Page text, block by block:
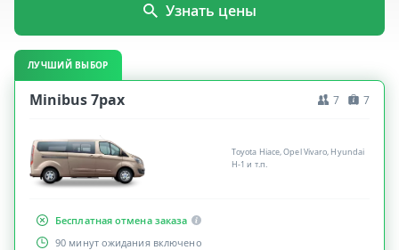
Узнать цены
ЛУЧШИЙ ВЫБОР
Minibus 7pax 7 7
Toyota Hiace, Opel Vivaro, Hyundai
H-1 и т.п.
Бесплатная отмена заказа
90 минут ожидания включено